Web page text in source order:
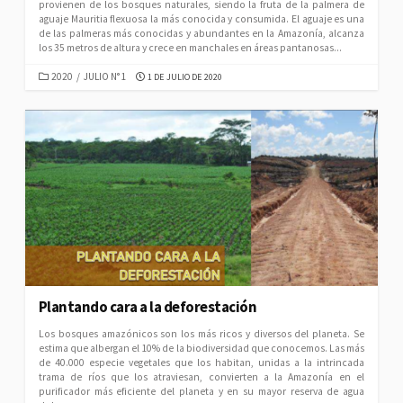
provienen de los bosques naturales, siendo la fruta de la palmera de
aguaje Mauritia flexuosa la más conocida y consumida. El aguaje es una
de las palmeras más conocidas y abundantes en la Amazonía, alcanza
los 35 metros de altura y crece en manchales en áreas pantanosas...
CATEGORIES
2020 / JULIO N° 1 PUBLISHED
DATE
1 DE JULIO DE 2020
Plantando cara a la deforestación
Los bosques amazónicos son los más ricos y diversos del planeta. Se
estima que albergan el 10% de la biodiversidad que conocemos. Las más
de 40.000 especie vegetales que los habitan, unidas a la intrincada
trama de ríos que los atraviesan, convierten a la Amazonía en el
purificador más eficiente del planeta y en su mayor reserva de agua